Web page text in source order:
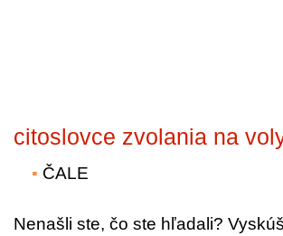
citoslovce zvolania na
ČALE
Nenašli ste, čo ste hľadali?